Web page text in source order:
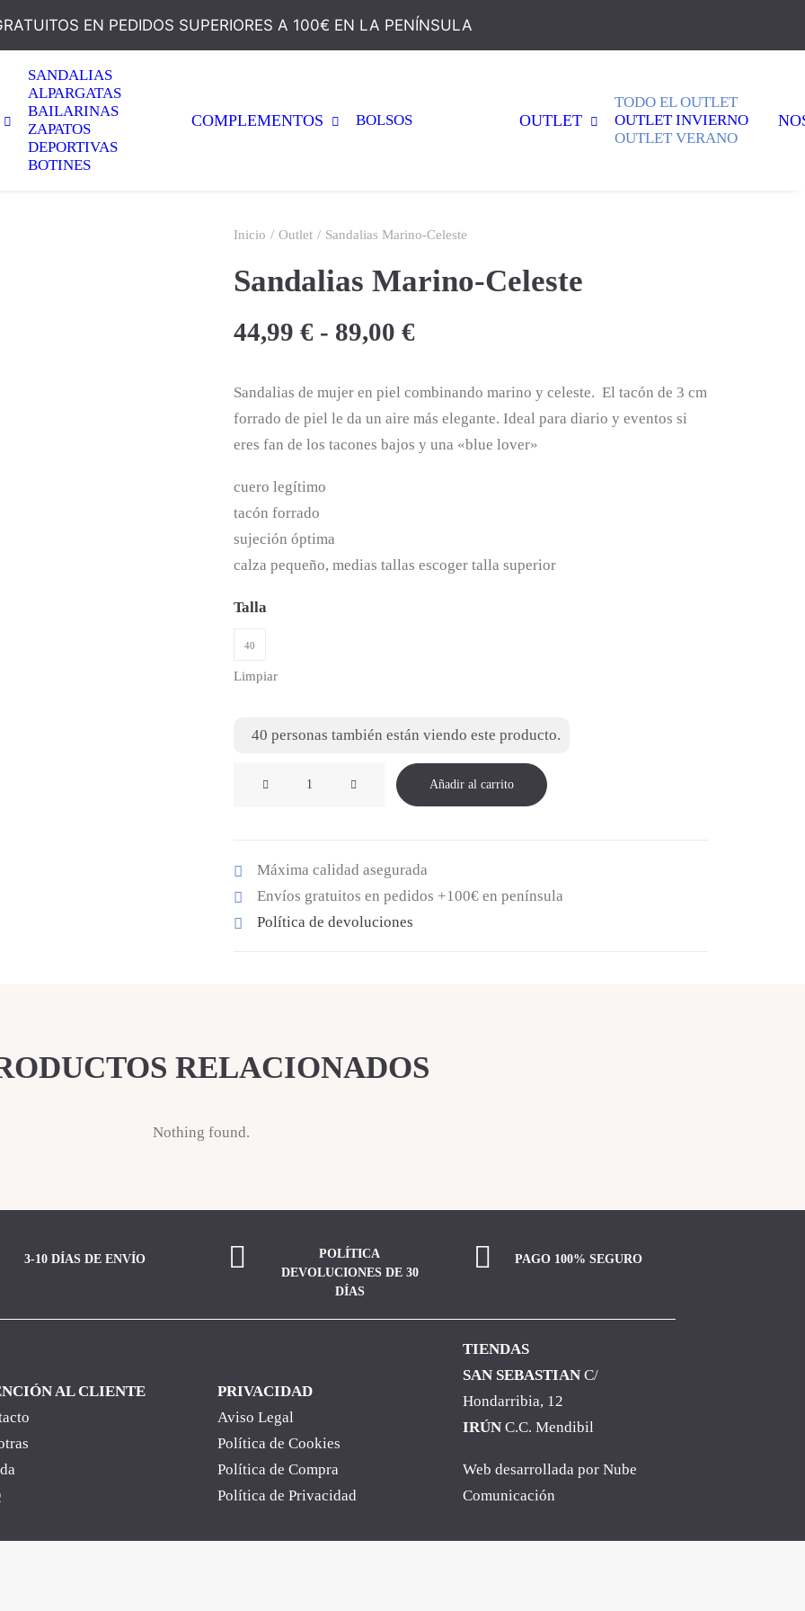
EN PEDIDOS SUPERIORES A 100€ EN LA PENÍNSULA
SANDALIAS
ALPARGATAS
BAILARINAS
ZAPATOS
DEPORTIVAS
BOTINES
COMPLEMENTOS BOLSOS OUTLET
TODO EL OUTLET
OUTLET INVIERNO
OUTLET VERANO
Inicio Outlet Sandalias Marino-Celeste
Sandalias Marino-Celeste
44,99 € - 89,00 €Rango
precios:
desde
44,99 €
Sandalias de mujer en piel combinando marino y celeste. El tacón de 3 cm
forrado de piel le da un aire más elegante. Ideal para diario y eventos si
eres fan de los tacones bajos y una «blue lover»
cuero legítimo
tacón forrado
sujeción óptima
calza pequeño, medias tallas escoger talla superior
Talla
40
Limpiar
40 personas también están viendo este producto.
Añadir al carrito
Máxima calidad asegurada
Envíos gratuitos en pedidos +100€ en península
Política de devoluciones
RELACIONADOS
Nothing found.
3-10 DÍAS DE ENVÍO
POLÍTICA
DEVOLUCIONES DE 30
DÍAS
PAGO 100% SEGURO
AL CLIENTE
PRIVACIDAD
Aviso Legal
Política de Cookies
Política de Compra
Política de Privacidad
TIENDAS
SAN SEBASTIAN C/
Hondarribia, 12
IRÚN C.C. Mendibil
Web desarrollada por Nube
Comunicación